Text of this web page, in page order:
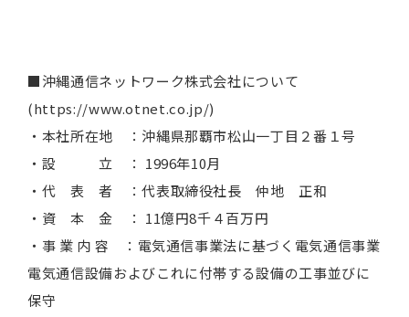
■沖縄通信ネットワーク株式会社について
(https://www.otnet.co.jp/)
・本社所在地 ：沖縄県那覇市松山一丁目２番１号
・設 立 ： 1996年10月
・代 表 者 ：代表取締役社長 仲地 正和
・資 本 金 ： 11億円8千４百万円
・事 業 内 容 ：電気通信事業法に基づく電気通信事業
電気通信設備およびこれに付帯する設備の工事並びに
保守